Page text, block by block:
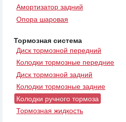
Амортизатор задний
Опора шаровая
Тормозная система
Диск тормозной передний
Колодки тормозные передние
Диск тормозной задний
Колодки тормозные задние
Колодки ручного тормоза
Тормозная жидкость